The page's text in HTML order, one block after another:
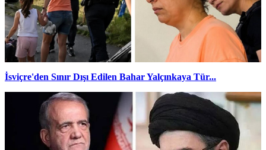
İsviçre'den Sınır Dışı Edilen Bahar Yalçınkaya Tür...